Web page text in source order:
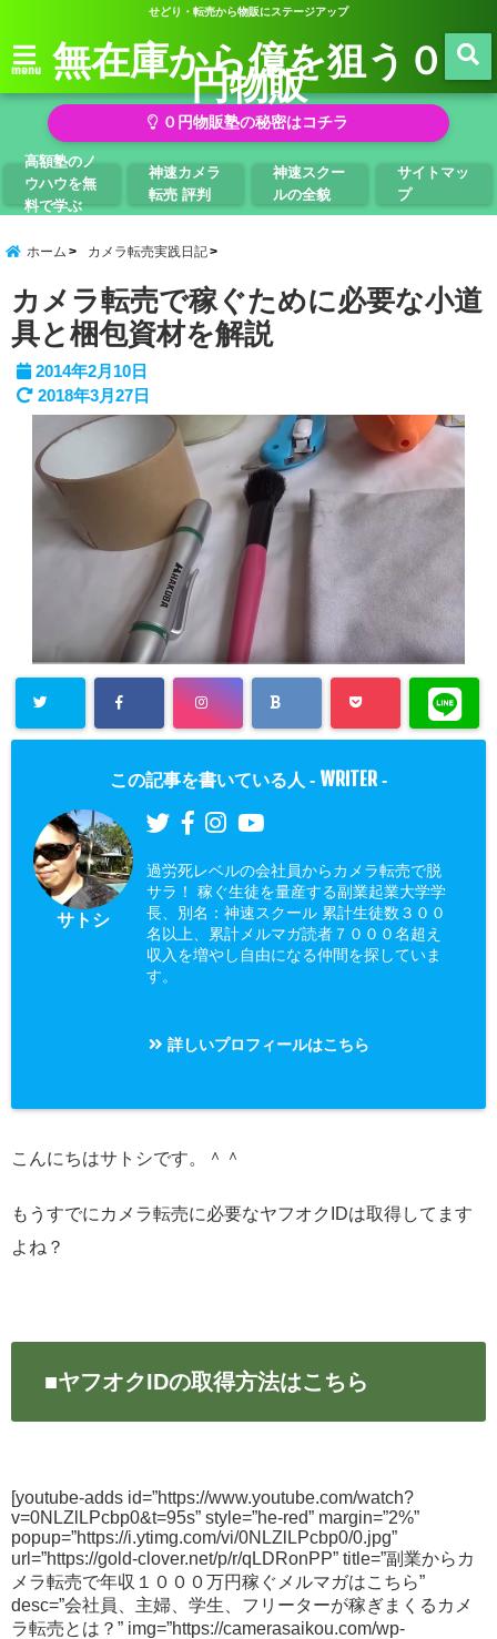
せどり・転売から物販にステージアップ
menu 無在庫から億を狙う０
円物販
０円物販塾の秘密はコチラ
高額塾のノ
ウハウを無
料で学ぶ
神速カメラ
転売 評判
神速スクー
ルの全貌
サイトマッ
プ
ホーム カメラ転売実践日記
カメラ転売で稼ぐために必要な小道
具と梱包資材を解説
2014年2月10日
2018年3月27日
この記事を書いている人 - WRITER -
サトシ
過労死レベルの会社員からカメラ転売で脱
サラ！ 稼ぐ生徒を量産する副業起業大学学
長、別名：神速スクール 累計生徒数３００
名以上、累計メルマガ読者７０００名超え
収入を増やし自由になる仲間を探していま
す。
詳しいプロフィールはこちら
こんにちはサトシです。＾＾
もうすでにカメラ転売に必要なヤフオクIDは取得してます
よね？
■ヤフオクIDの取得方法はこちら
[youtube-adds id=”https://www.youtube.com/watch?
v=0NLZlLPcbp0&t=95s” style=”he-red” margin=”2%”
popup=”https://i.ytimg.com/vi/0NLZlLPcbp0/0.jpg”
url=”https://gold-clover.net/p/r/qLDRonPP” title=”副業からカ
メラ転売で年収１０００万円稼ぐメルマガはこちら”
desc=”会社員、主婦、学生、フリーターが稼ぎまくるカメ
ラ転売とは？” img=”https://camerasaikou.com/wp-